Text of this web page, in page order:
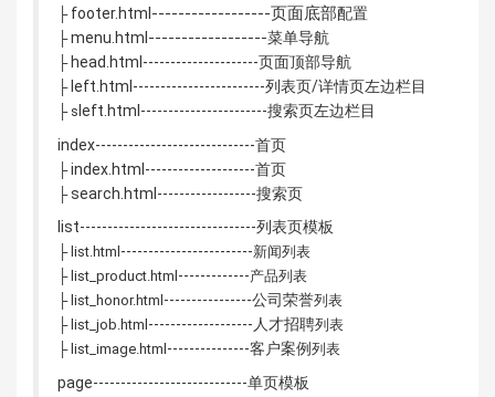
├ footer.html ------------------页面底部配置
├menu.html ------------------菜单导航
├ head.html---------------------页面顶部导航
├ left.html------------------------列表页/详情页左边栏目
├ s left.html-----------------------搜索页左边栏目
index-----------------------------首页
├index.html--------------------首页
├search.html------------------搜索页
list--------------------------------列表页模板
├ list.html ------------------------新闻列表
├ list_product.html -------------产品列表
├ list_honor.html ----------------公司荣誉列表
├ list_job.html -------------------人才招聘列表
├ list_image.html ---------------客户案例 列表
page----------------------------单页模板